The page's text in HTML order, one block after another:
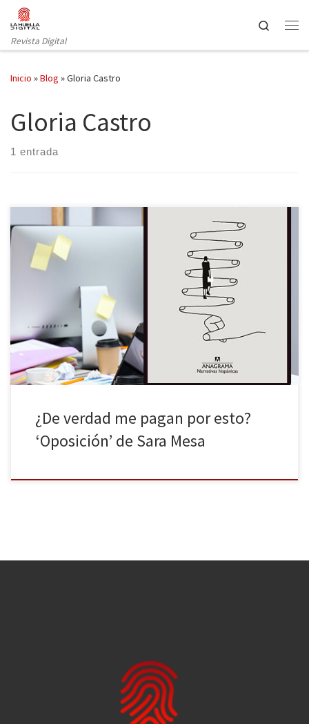
Saltar al contenido
Revista Digital
Search
Inicio »Blog »Gloria Castro
Gloria Castro
1 entrada
Portada ilustrada: varias manos señalan en direcciones opuestas,
formando una escalera por la que sube una mujer. Al fondo, una
oficina desordenada.
¿De verdad me pagan por esto?
‘Oposición’ de Sara Mesa